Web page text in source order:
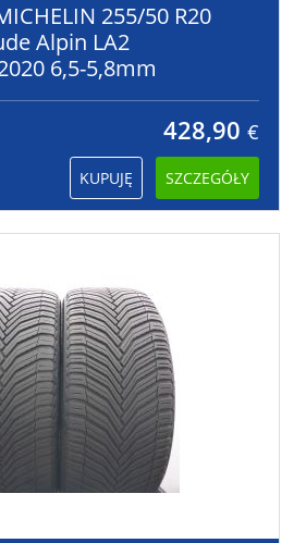
255/50 R20
Alpin LA2
6,5-5,8mm
428,90 €
KUPUJĘ SZCZEGÓŁY